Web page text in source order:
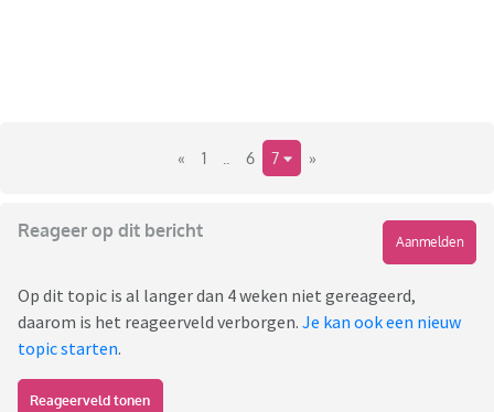
« 1 6 7 »
Reageer op dit bericht
Aanmelden
Op dit topic is al langer dan 4 weken niet gereageerd,
daarom is het reageerveld verborgen. Je kan ook een nieuw
topic starten.
Reageerveld tonen